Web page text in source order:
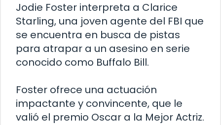
Jodie Foster interpreta a Clarice
Starling, una joven agente del FBI que
se encuentra en busca de pistas
para atrapar a un asesino en serie
conocido como Buffalo Bill.
Foster ofrece una actuación
impactante y convincente, que le
valió el premio Oscar a la Mejor Actriz.